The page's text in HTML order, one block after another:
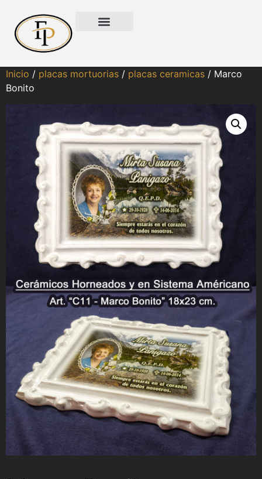
Inicio / placas mortuorias / placas ceramicas / Marco
Bonito